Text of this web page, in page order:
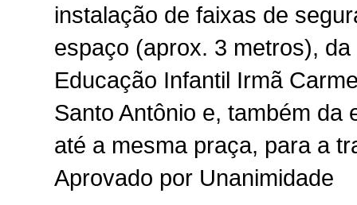
instalação de faixas de
espaço (aprox. 3 metros),
Educação Infantil Irmã
Santo Antônio e, também da
até a mesma praça, para a
Aprovado por Unanimidade